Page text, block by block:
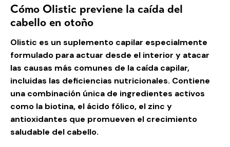
Cómo Olistic previene la caída del
cabello en otoño
Olistic es un suplemento capilar especialmente
formulado para actuar desde el interior y atacar
las causas más comunes de la caída capilar,
incluidas las deficiencias nutricionales. Contiene
una combinación única de ingredientes activos
como la biotina, el ácido fólico, el zinc y
antioxidantes que promueven el crecimiento
saludable del cabello.